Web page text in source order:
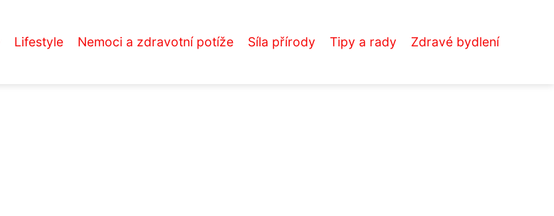
Lifestyle Nemoci a zdravotní potíže Síla přírody Tipy a rady Zdravé bydlení